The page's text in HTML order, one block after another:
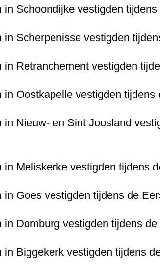
Schoondijke vestigden
Scherpenisse vestigden
Retranchement vestigden
Oostkapelle vestigden tijdens
Nieuw- en Sint Joosland
Meliskerke vestigden tijdens
Goes vestigden tijdens de
Domburg vestigden tijdens
Biggekerk vestigden tijdens